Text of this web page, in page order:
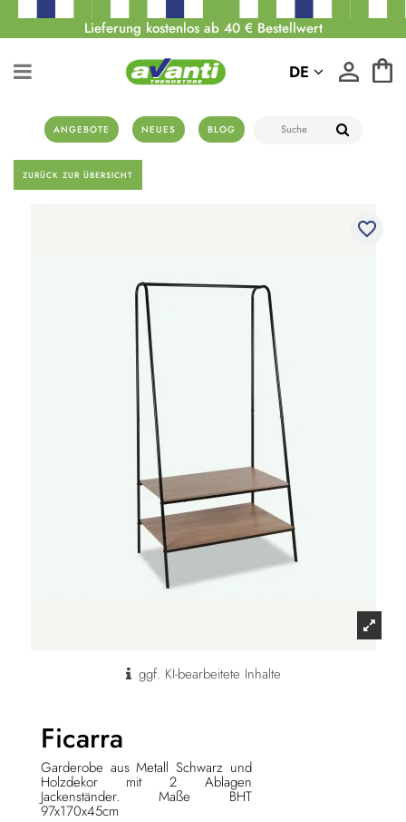
Lieferung kostenlos ab 40 € Bestellwert
ANGEBOTE NEUES BLOG
DE
ZURÜCK ZUR ÜBERSICHT
favorite_border
ggf. KI-bearbeitete Inhalte
Ficarra
Garderobe aus Metall Schwarz und
Holzdekor mit 2 Ablagen
Jackenständer. Maße BHT
97x170x45cm